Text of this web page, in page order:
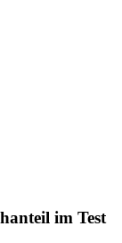
im Test